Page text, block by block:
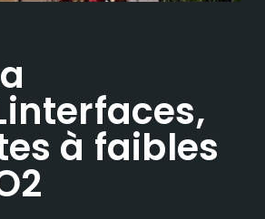
à faibles